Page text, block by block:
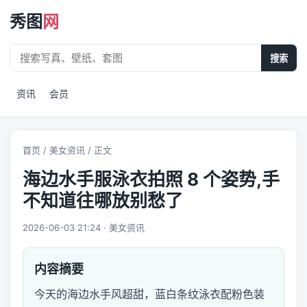
秀图 网
搜索
资讯 会员
首页 / 美女资讯 / 正文
海边水手服泳衣拍照 8 个姿势,手
不知道往哪放别愁了
2026-06-03 21:24 · 美女资讯
内容摘要
今天的海边水手风超甜，蓝白条纹泳衣配粉色装